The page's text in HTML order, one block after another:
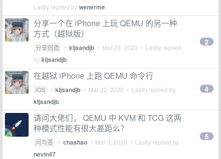
Lastly replied bywenerme
分享一个在 iPhone 上玩 QEMU 的另一种
方式（越狱版）
分享创造 • kljsandjb • Mar 23, 2020 • Lastly replied
bykljsandjb
2
在越狱 iPhone 上跑 QEMU 命令行
iOS • kljsandjb • Mar 22, 2020 • Lastly replied by
kljsandjb
4
请问大佬们， QEMU 中 KVM 和 TCG 这两
种模式性能有很大差距么？
问与答 • chashao • Mar 3, 2020 • Lastly replied by
nevin47
5